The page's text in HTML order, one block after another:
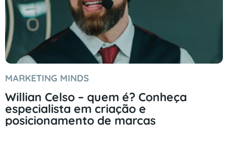
MARKETING MINDS
Willian Celso – quem é? Conheça
especialista em criação e
posicionamento de marcas